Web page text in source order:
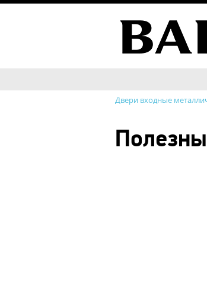
Двери входные